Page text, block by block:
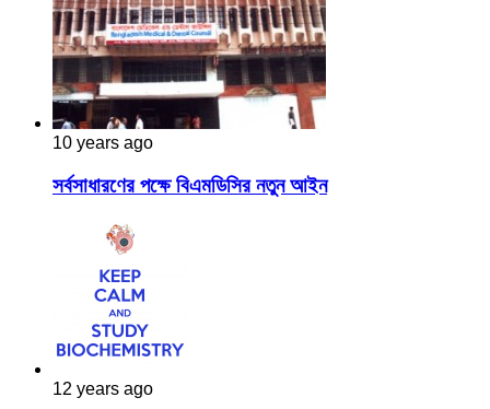
10 years ago
সর্বসাধারণের পক্ষে বিএমডিসির নতুন আইন
12 years ago